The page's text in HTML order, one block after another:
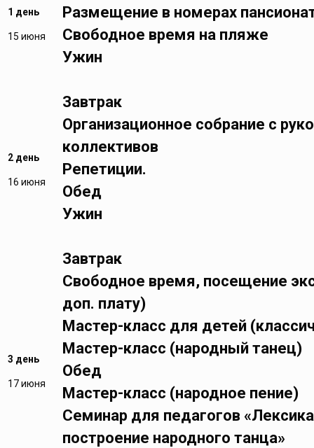
1 день
15 июня
Размещение в номерах
Свободное время на пляже
Ужин
2 день
16 июня
Завтрак
Организационное собрание с
коллективов
Репетиции.
Обед
Ужин
3 день
17 июня
Завтрак
Свободное время, посещение
доп. плату)
Мастер-класс для детей
Мастер-класс (народный танец)
Обед
Мастер-класс (народное пение)
Семинар для педагогов
построение народного танца»